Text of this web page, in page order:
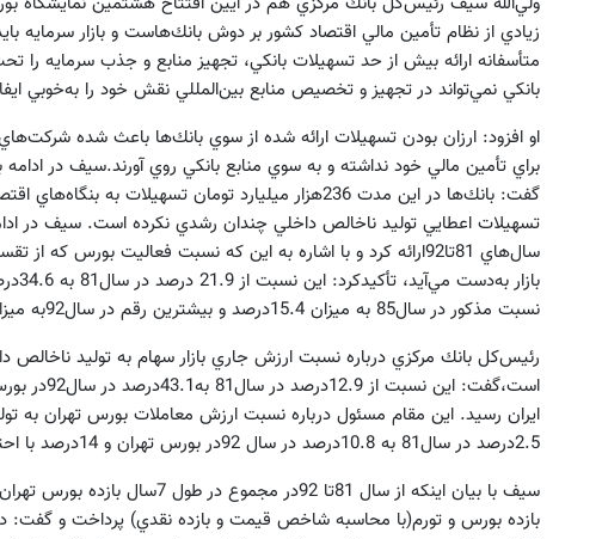
زيادي از نظام تأمين مالي اقتصاد كشور بر دوش بانك‌هاست و بازار سرمايه
متأسفانه ارائه بيش از حد تسهيلات بانكي، تجهيز منابع و جذب سرمايه‌ را
بانكي نمي‌تواند در تجهيز و تخصيص منابع بين‌المللي نقش خود را به‌خوبي
او افزود: ارزان بودن تسهيلات ارائه شده از سوي بانك‌ها باعث شده شركت‌هاي
گفت:‌ بانك‌ها در اين مدت 236هزار ميليارد تومان تسهيلات
تسهيلات اعطايي توليد ناخالص داخلي چندان رشدي نكرده است. سيف در
سال‌هاي 81تا92ارائه كرد و با اشاره به اين كه نسبت فعاليت بورس
نسبت مذكور در سال‌85 به ميزان 15.4درصد و بيشترين رقم در سال‌92به ميزان34.6درصد بوده است.
رئيس‌كل بانك مركزي درباره نسبت ارزش جاري بازار سهام به توليد
ايران رسيد. اين مقام مسئول درباره نسبت ارزش معاملات بورس تهران به
2.5درصد در سال‌81 به 10.8درصد در سال 92در بورس تهران و 14درصد با احتساب فرابورس رسيده است.
سيف با بيان اينكه از سال 81تا 92در